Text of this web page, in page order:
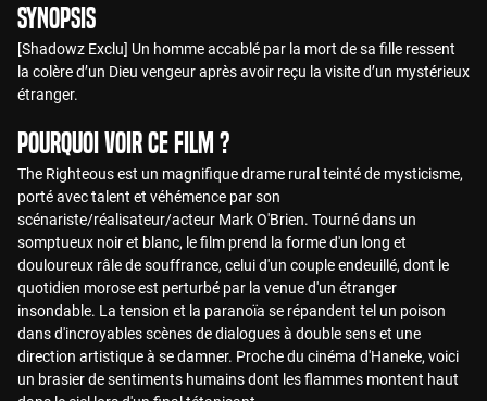
Synopsis
[Shadowz Exclu] Un homme accablé par la mort de sa fille ressent
la colère d’un Dieu vengeur après avoir reçu la visite d’un mystérieux
étranger.
Pourquoi voir ce film ?
The Righteous est un magnifique drame rural teinté de mysticisme,
porté avec talent et véhémence par son
scénariste/réalisateur/acteur Mark O'Brien. Tourné dans un
somptueux noir et blanc, le film prend la forme d'un long et
douloureux râle de souffrance, celui d'un couple endeuillé, dont le
quotidien morose est perturbé par la venue d'un étranger
insondable. La tension et la paranoïa se répandent tel un poison
dans d'incroyables scènes de dialogues à double sens et une
direction artistique à se damner. Proche du cinéma d'Haneke, voici
un brasier de sentiments humains dont les flammes montent haut